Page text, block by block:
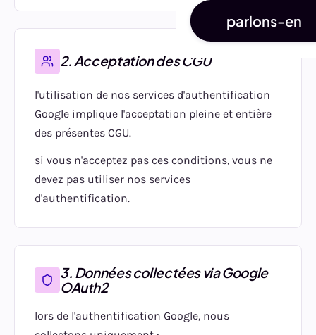
parlons-en
2. Acceptation des CGU
l'utilisation de nos services d'authentification
Google implique l'acceptation pleine et entière
des présentes CGU.
si vous n'acceptez pas ces conditions, vous ne
devez pas utiliser nos services
d'authentification.
3. Données collectées via Google
OAuth2
lors de l'authentification Google, nous